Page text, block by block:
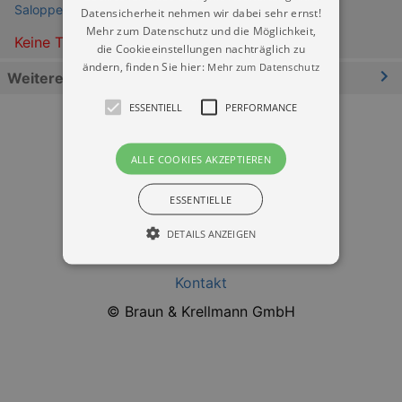
Saloppe Dresden
Keine Termine
Weitere Informationen
Datenschutz
Kontakt
© Braun & Krellmann GmbH
Datensicherheit nehmen wir dabei sehr ernst!
Mehr zum Datenschutz und die Möglichkeit,
die Cookieeinstellungen nachträglich zu
ändern, finden Sie hier: Mehr zum Datenschutz
ESSENTIELL PERFORMANCE
ALLE COOKIES AKZEPTIEREN
ESSENTIELLE
DETAILS ANZEIGEN